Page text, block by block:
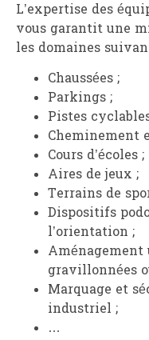
L’expertise des
vous garantit une
les domaines
Chaussées ;
Parkings ;
Pistes
Cheminement
Cours d’écoles ;
Aires de jeux ;
Terrains de
Dispositifs
l’orientation ;
gravillonnées
Marquage et
industriel ;
…